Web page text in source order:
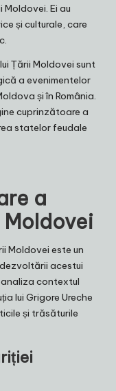
Ei au
și culturale, care
Țării Moldovei sunt
a evenimentelor
și în România.
cuprinzătoare a
statelor feudale
a
Moldovei este un
acestui
contextul
lui Grigore Ureche
și trăsăturile